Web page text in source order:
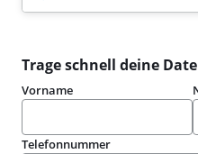
Trage schnell deine
Vorname
Telefonnummer